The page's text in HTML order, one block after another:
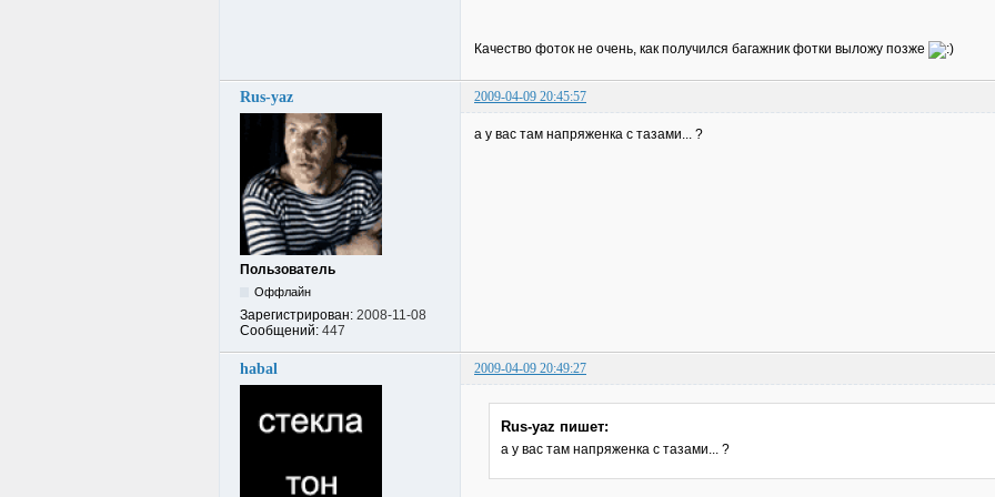
Качество фоток не очень, как получился багажник фотки выложу позже
Rus-yaz 2009-04-09 20:45:57
Пользователь
Оффлайн
Зарегистрирован: 2008-11-08
Сообщений: 447
а у вас там напряженка с тазами... ?
habal 2009-04-09 20:49:27
Rus-yaz пишет:
а у вас там напряженка с тазами... ?